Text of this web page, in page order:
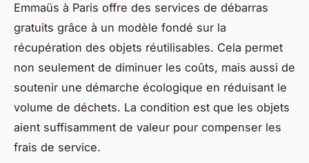
Emmaüs à Paris offre des services de débarras
gratuits grâce à un modèle fondé sur la
récupération des objets réutilisables. Cela permet
non seulement de diminuer les coûts, mais aussi de
soutenir une démarche écologique en réduisant le
volume de déchets. La condition est que les objets
aient suffisamment de valeur pour compenser les
frais de service.